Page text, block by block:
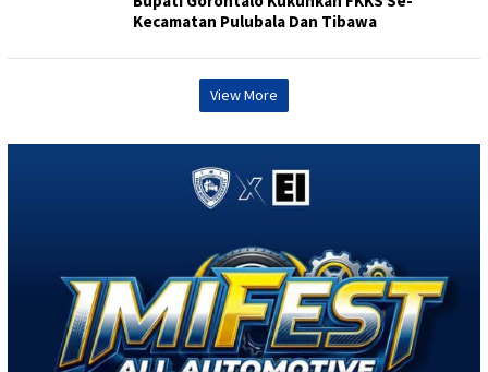
Kecamatan Pulubala Dan Tibawa
View More